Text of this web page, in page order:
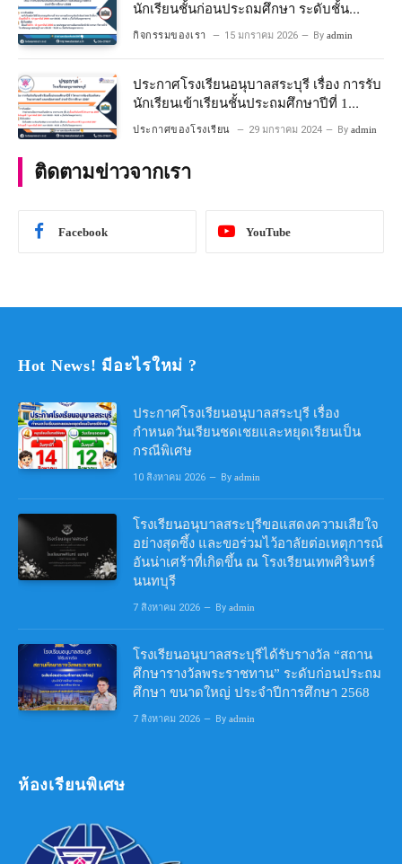
นักเรียนชั้นก่อนประถมศึกษา ระดับชั้น
อนุบาลปีที่ ๒ ประจำปีการศึกษา ๒๕๖๙
กิจกรรมของเรา 15 มกราคม 2026 By admin
ประกาศโรงเรียนอนุบาลสระบุรี เรื่อง การรับ
นักเรียนเข้าเรียนชั้นประถมศึกษาปีที่ 1
โครงการห้องเรียนพิเศษ วิทยาศาสตร์ และ
ประกาศของโรงเรียน 29 มกราคม 2024 By admin
ติดตามข่าวจากเรา
Facebook YouTube
Hot News! มีอะไรใหม่ ?
ประกาศโรงเรียนอนุบาลสระบุรี เรื่อง
กำหนดวันเรียนชดเชยและหยุดเรียนเป็น
กรณีพิเศษ
10 สิงหาคม 2026 By admin
โรงเรียนอนุบาลสระบุรีขอแสดงความเสียใจ
อย่างสุดซึ้ง และขอร่วมไว้อาลัยต่อเหตุการณ์
อันน่าเศร้าที่เกิดขึ้น ณ โรงเรียนเทพศิรินทร์
นนทบุรี
7 สิงหาคม 2026 By admin
โรงเรียนอนุบาลสระบุรีได้รับรางวัล “สถาน
ศึกษารางวัลพระราชทาน” ระดับก่อนประถม
ศึกษา ขนาดใหญ่ ประจำปีการศึกษา 2568
7 สิงหาคม 2026 By admin
ห้องเรียนพิเศษ